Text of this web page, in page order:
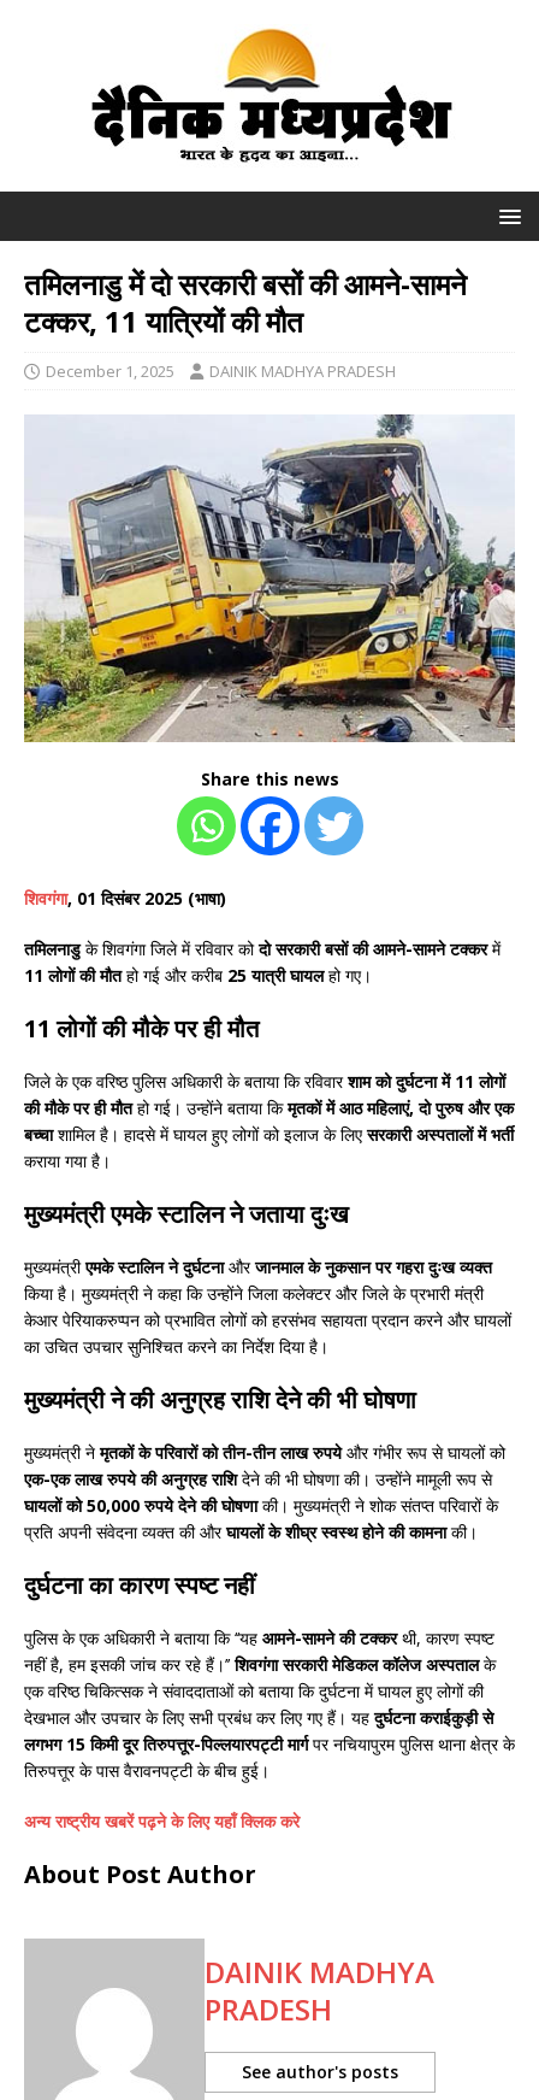
तमिलनाडु में दो सरकारी बसों की आमने-सामने
टक्कर, 11 यात्रियों की मौत
December 1, 2025 DAINIK MADHYA PRADESH
Share this news
शिवगंगा, 01 दिसंबर 2025 (भाषा)
तमिलनाडुके शिवगंगा जिले में रविवार कोदो सरकारी बसों की आमने-सामने टक्करमें
11 लोगों की मौतहो गई और करीब 25 यात्री घायलहो गए।
11 लोगों की मौके पर ही मौत
जिले के एक वरिष्ठ पुलिस अधिकारी के बताया कि रविवारशाम को दुर्घटना में 11 लोगों
की मौके पर ही मौतहो गई। उन्होंने बताया किमृतकों में आठ महिलाएं, दो पुरुष और एक
बच्चाशामिल है। हादसे में घायल हुए लोगों को इलाज के लिएसरकारी अस्पतालों में भर्ती
कराया गया है।
मुख्यमंत्रीएमके स्टालिन नेजताया दुःख
मुख्यमंत्रीएमके स्टालिन ने दुर्घटनाऔरजानमाल के नुकसान पर गहरा दुःख व्यक्त
किया है। मुख्यमंत्री ने कहा कि उन्होंने जिला कलेक्टर और जिले के प्रभारी मंत्री
केआर पेरियाकरुप्पन को प्रभावित लोगों को हरसंभव सहायता प्रदान करने और घायलों
का उचित उपचार सुनिश्चित करने का निर्देश दिया है।
मुख्यमंत्री ने कीअनुग्रह राशिदेने की भी घोषणा
मुख्यमंत्री नेमृतकों के परिवारों को तीन-तीन लाख रुपयेऔर गंभीर रूप से घायलों को
एक-एक लाख रुपये की अनुग्रह राशिदेने की भी घोषणा की। उन्होंने मामूली रूप से
घायलों को 50,000 रुपये देने की घोषणाकी। मुख्यमंत्री ने शोक संतप्त परिवारों के
प्रति अपनी संवेदना व्यक्त की औरघायलों के शीघ्र स्वस्थ होने की कामनाकी।
दुर्घटना का कारण स्पष्ट नहीं
पुलिस के एक अधिकारी ने बताया कि ‘‘यह आमने-सामने की टक्करथी, कारण स्पष्ट
नहीं है, हम इसकी जांच कर रहे हैं।’’शिवगंगा सरकारी मेडिकल कॉलेज अस्पतालके
एक वरिष्ठ चिकित्सक ने संवाददाताओं को बताया कि दुर्घटना में घायल हुए लोगों की
देखभाल और उपचार के लिए सभी प्रबंध कर लिए गए हैं। यहदुर्घटना कराईकुड़ी से
लगभग 15 किमी दूर तिरुपत्तूर-पिल्लयारपट्टी मार्गपर नचियापुरम पुलिस थाना क्षेत्र के
तिरुपत्तूर के पास वैरावनपट्टी के बीच हुई।
अन्य राष्ट्रीय खबरें पढ़ने के लिए यहाँ क्लिक करे
About Post Author
DAINIK MADHYA
PRADESH
See author's posts